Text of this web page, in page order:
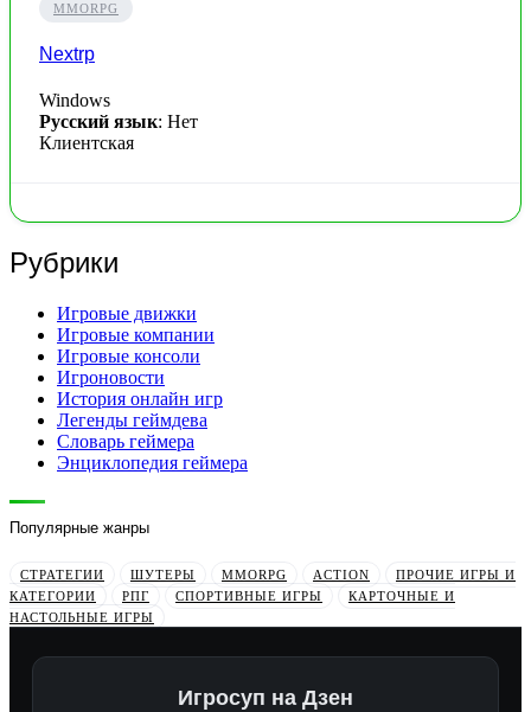
MMORPG
Nextrp
Windows
Русский язык: Нет
Клиентская
Рубрики
Игровые движки
Игровые компании
Игровые консоли
Игроновости
История онлайн игр
Легенды геймдева
Словарь геймера
Энциклопедия геймера
Популярные жанры
СТРАТЕГИИ ШУТЕРЫ MMORPG ACTION
ПРОЧИЕ ИГРЫ И
КАТЕГОРИИ
РПГ СПОРТИВНЫЕ ИГРЫ
КАРТОЧНЫЕ И
НАСТОЛЬНЫЕ ИГРЫ
Игросуп на Дзен